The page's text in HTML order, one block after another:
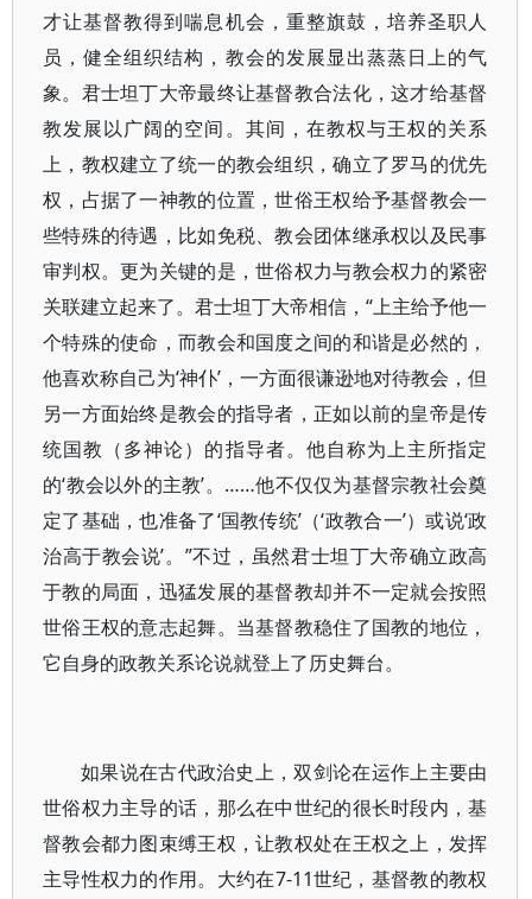
才让基督教得到喘息机会，重整旗鼓，培养圣职人
员，健全组织结构，教会的发展显出蒸蒸日上的气
象。君士坦丁大帝最终让基督教合法化，这才给基督
教发展以广阔的空间。其间，在教权与王权的关系
上，教权建立了统一的教会组织，确立了罗马的优先
权，占据了一神教的位置，世俗王权给予基督教会一
些特殊的待遇，比如免税、教会团体继承权以及民事
审判权。更为关键的是，世俗权力与教会权力的紧密
关联建立起来了。君士坦丁大帝相信，“上主给予他一
个特殊的使命，而教会和国度之间的和谐是必然的，
他喜欢称自己为‘神仆’，一方面很谦逊地对待教会，但
另一方面始终是教会的指导者，正如以前的皇帝是传
统国教（多神论）的指导者。他自称为上主所指定
的‘教会以外的主教’。……他不仅仅为基督宗教社会奠
定了基础，也准备了‘国教传统’（‘政教合一’）或说‘政
治高于教会说’。”不过，虽然君士坦丁大帝确立政高
于教的局面，迅猛发展的基督教却并不一定就会按照
世俗王权的意志起舞。当基督教稳住了国教的地位，
它自身的政教关系论说就登上了历史舞台。
如果说在古代政治史上，双剑论在运作上主要由
世俗权力主导的话，那么在中世纪的很长时段内，基
督教会都力图束缚王权，让教权处在王权之上，发挥
主导性权力的作用。大约在7-11世纪，基督教的教权